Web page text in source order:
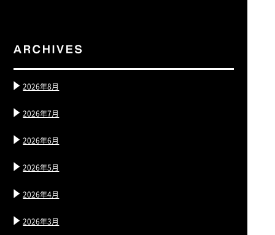
2026年8月
2026年7月
2026年6月
2026年5月
2026年4月
2026年3月